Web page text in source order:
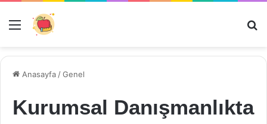
Menü
Anasayfa /Genel
Kurumsal Danışmanlıkta